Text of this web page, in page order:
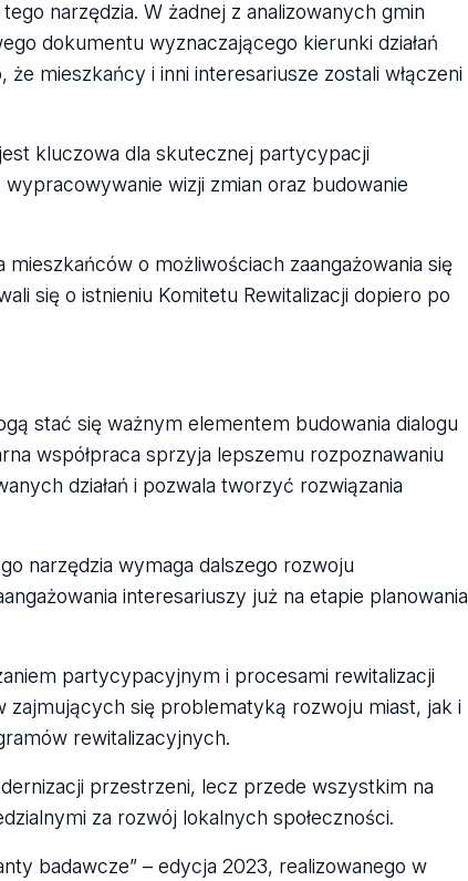
narzędzia. W żadnej z analizowanych gmin
dokumentu wyznaczającego kierunki działań
mieszkańcy i inni interesariusze zostali włączeni
kluczowa dla skutecznej partycypacji
wizji zmian oraz budowanie
o możliwościach zaangażowania się
się o istnieniu Komitetu Rewitalizacji dopiero po
stać się ważnym elementem budowania dialogu
współpraca sprzyja lepszemu rozpoznawaniu
działań i pozwala tworzyć rozwiązania
narzędzia wymaga dalszego rozwoju
interesariuszy już na etapie planowania
partycypacyjnym i procesami rewitalizacji
się problematyką rozwoju miast, jak i
rewitalizacyjnych.
przestrzeni, lecz przede wszystkim na
za rozwój lokalnych społeczności.
badawcze” – edycja 2023, realizowanego w